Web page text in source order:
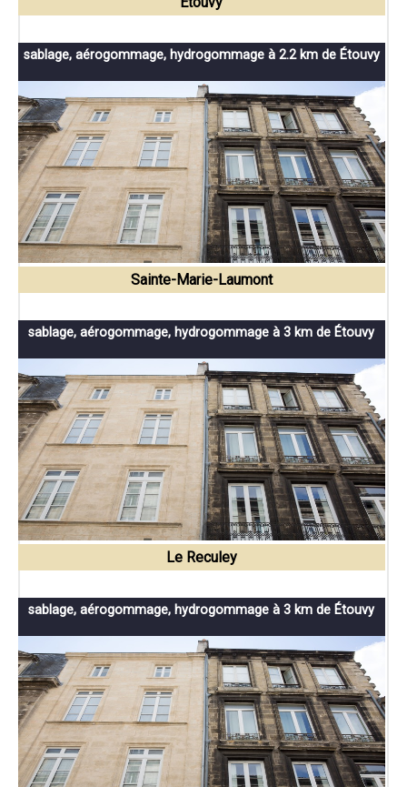
sablage, aérogommage, hydrogommage à 2.2 km de Étouvy
Sainte-Marie-Laumont
sablage, aérogommage, hydrogommage à 3 km de Étouvy
Le Reculey
sablage, aérogommage, hydrogommage à 3 km de Étouvy